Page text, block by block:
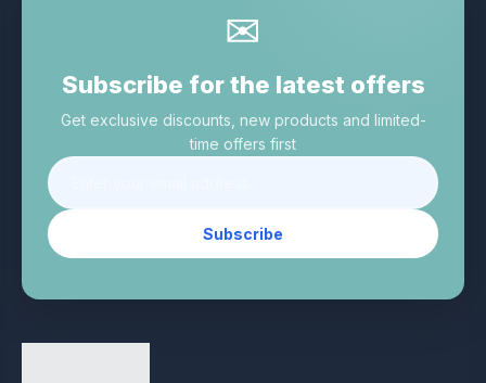
✉
Subscribe for the latest offers
Get exclusive discounts, new products and limited-
time offers first
Subscribe